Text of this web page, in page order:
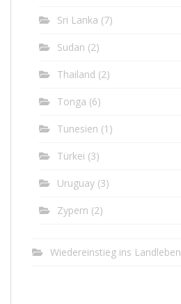
Sri Lanka (7)
Sudan (2)
Thailand (2)
Tonga (6)
Tunesien (1)
Türkei (3)
Uruguay (3)
Zypern (2)
Wiedereinstieg ins Landleben